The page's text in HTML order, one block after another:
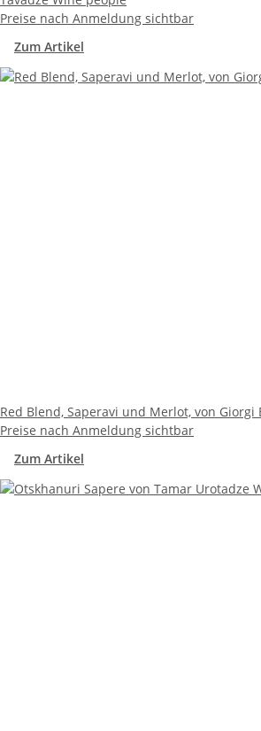
Preise nach Anmeldung sichtbar
Zum Artikel
Red Blend, Saperavi und Merlot, von Giorgi
Preise nach Anmeldung sichtbar
Zum Artikel